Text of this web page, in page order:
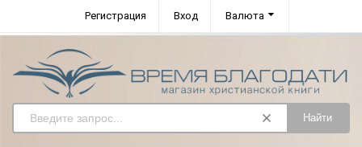
Регистрация Вход Валюта
Найти